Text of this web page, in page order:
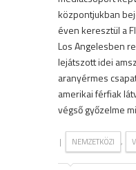
központjukban
éven keresztül a
Los Angelesben
lejátszott idei
aranyérmes
amerikai férfiak
végső győzelme
| NEMZETKÖZI ,